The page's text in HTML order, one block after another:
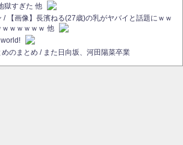
獄すぎた 他
/ 【画像】長濱ねる(27歳)の乳がヤバイと話題にｗｗ
ｗｗｗｗｗ 他
のまとめ / また日向坂、河田陽菜卒業